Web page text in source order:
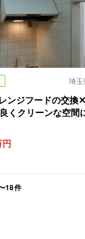
埼玉
ンジフードの交換✕
くクリーンな空間
18件